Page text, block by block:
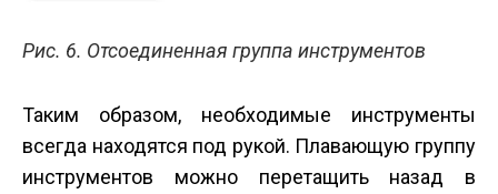
Рис. 6. Отсоединенная группа инструментов
Таким образом, необходимые инструменты
всегда находятся под рукой. Плавающую группу
инструментов можно перетащить назад в